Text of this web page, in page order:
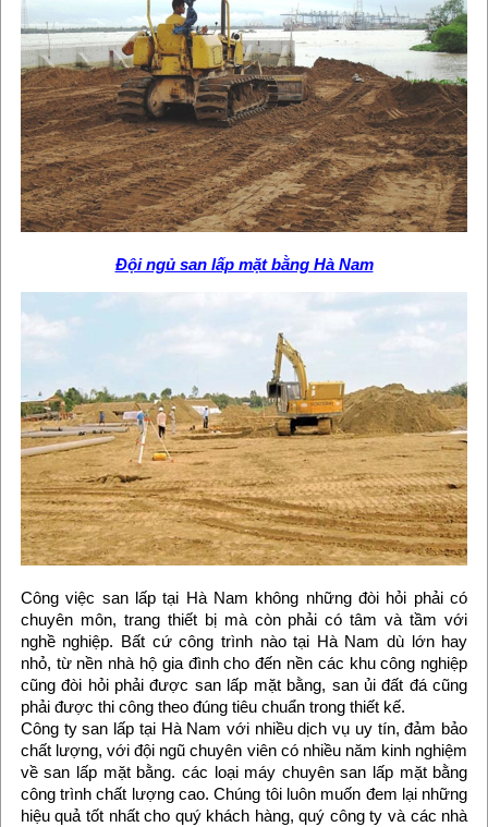
Đội ngủ san lấp mặt bằng Hà Nam
Công việc san lấp tại Hà Nam không những đòi hỏi phải có
chuyên môn, trang thiết bị mà còn phải có tâm và tầm với
nghề nghiệp. Bất cứ công trình nào tại Hà Nam dù lớn hay
nhỏ, từ nền nhà hộ gia đình cho đến nền các khu công nghiệp
cũng đòi hỏi phải được san lấp mặt bằng, san ủi đất đá cũng
phải được thi công theo đúng tiêu chuẩn trong thiết kế.
Công ty san lấp tại Hà Nam với nhiều dịch vụ uy tín, đảm bảo
chất lượng, với đội ngũ chuyên viên có nhiều năm kinh nghiệm
về san lấp mặt bằng. các loại máy chuyên san lấp mặt bằng
công trình chất lượng cao. Chúng tôi luôn muốn đem lại những
hiệu quả tốt nhất cho quý khách hàng, quý công ty và các nhà